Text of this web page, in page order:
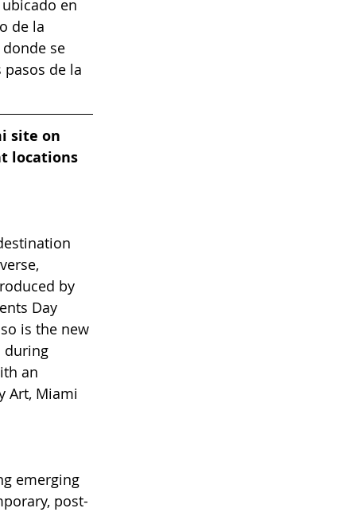
en
de la
se
pasos de la
site on
locations
by
Day
is the new
during
an
Art, Miami
emerging
post-